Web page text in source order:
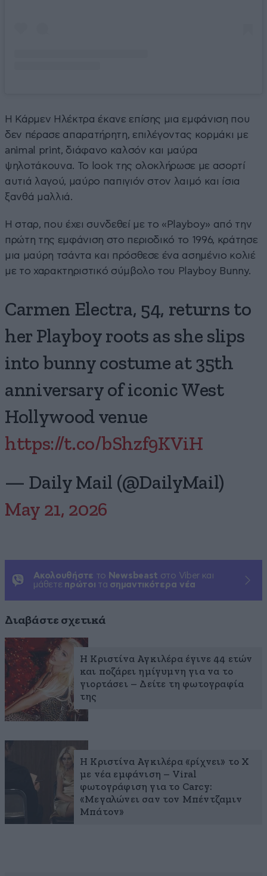
Η Κάρμεν Ηλέκτρα έκανε επίσης μια εμφάνιση που
δεν πέρασε απαρατήρητη, επιλέγοντας κορμάκι με
animal print, διάφανο καλσόν και μαύρα
ψηλοτάκουνα. Το look της ολοκλήρωσε με ασορτί
αυτιά λαγού, μαύρο παπιγιόν στον λαιμό και ίσια
ξανθά μαλλιά.
Η σταρ, που έχει συνδεθεί με το «Playboy» από την
πρώτη της εμφάνιση στο περιοδικό το 1996, κράτησε
μια μαύρη τσάντα και πρόσθεσε ένα ασημένιο κολιέ
με το χαρακτηριστικό σύμβολο του Playboy Bunny.
Carmen Electra, 54, returns to
her Playboy roots as she slips
into bunny costume at 35th
anniversary of iconic West
Hollywood venue
https://t.co/bShzf9KViH
— Daily Mail (@DailyMail)
May 21, 2026
Ακολουθήστε το Newsbeast στο Viber και
μάθετε πρώτοι τα σημαντικότερα νέα
Διαβάστε σχετικά
H Κριστίνα Αγκιλέρα έγινε 44 ετών
και ποζάρει ημίγυμνη για να το
γιορτάσει – Δείτε τη φωτογραφία
της
Η Κριστίνα Αγκιλέρα «ρίχνει» το Χ
με νέα εμφάνιση – Viral
φωτογράφιση για το Carcy:
«Μεγαλώνει σαν τον Μπέντζαμιν
Μπάτον»